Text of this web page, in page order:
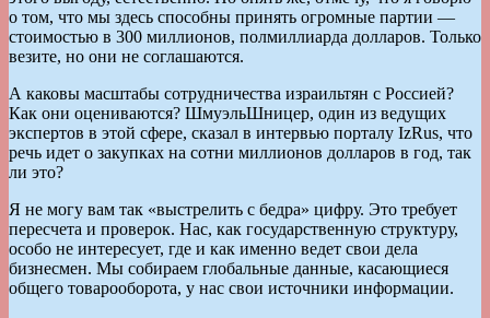
о том, что мы здесь способны принять огромные партии —
стоимостью в 300 миллионов, полмиллиарда долларов. Только
везите, но они не соглашаются.
А каковы масштабы сотрудничества израильтян с Россией?
Как они оцениваются? ШмуэльШницер, один из ведущих
экспертов в этой сфере, сказал в интервью порталу IzRus, что
речь идет о закупках на сотни миллионов долларов в год, так
ли это?
Я не могу вам так «выстрелить с бедра» цифру. Это требует
пересчета и проверок. Нас, как государственную структуру,
особо не интересует, где и как именно ведет свои дела
бизнесмен. Мы собираем глобальные данные, касающиеся
общего товарооборота, у нас свои источники информации.